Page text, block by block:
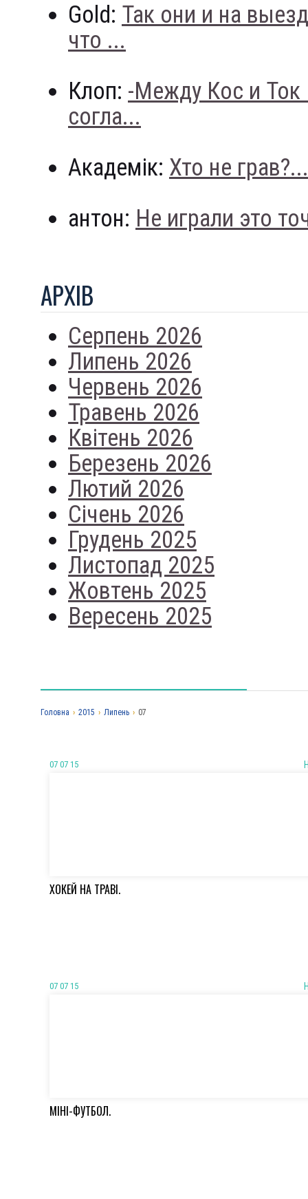
Gold: Так они и на
что ...
Клоп: -Между Кос и
согла...
Академік: Хто не грав?...
антон: Не играли это
АРХIВ
Серпень 2026
Липень 2026
Червень 2026
Травень 2026
Квітень 2026
Березень 2026
Лютий 2026
Січень 2026
Грудень 2025
Листопад 2025
Жовтень 2025
Вересень 2025
Головна › 2015 › Липень › 07
07 07 15
ХОКЕЙ НА ТРАВІ.
07 07 15
МІНІ-ФУТБОЛ.